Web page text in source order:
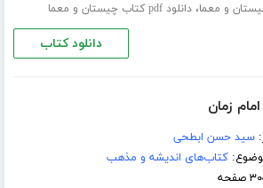
و معما،دانلود pdf کتاب چیستان و معما
دانلود کتاب
زمان
سید حسن ابطحی
کتاب‌های اندیشه و مذهب
صفحه